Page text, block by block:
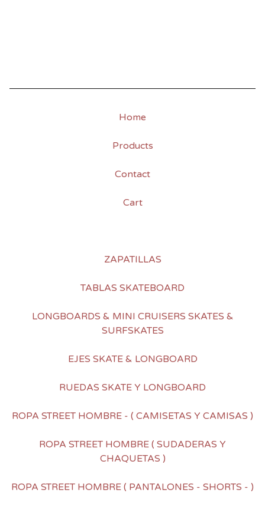
Home
Products
Contact
Cart
ZAPATILLAS
TABLAS SKATEBOARD
LONGBOARDS & MINI CRUISERS SKATES &
SURFSKATES
EJES SKATE & LONGBOARD
RUEDAS SKATE Y LONGBOARD
ROPA STREET HOMBRE - ( CAMISETAS Y CAMISAS )
ROPA STREET HOMBRE ( SUDADERAS Y
CHAQUETAS )
ROPA STREET HOMBRE ( PANTALONES - SHORTS - )